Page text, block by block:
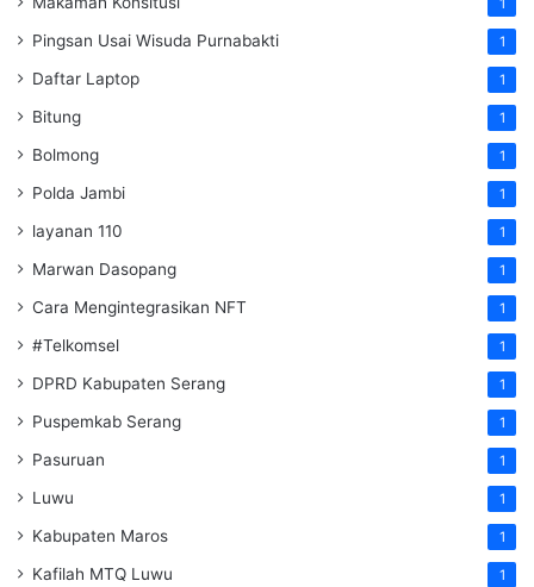
1
Pingsan Usai Wisuda Purnabakti 1
Daftar Laptop 1
Bitung 1
Bolmong 1
Polda Jambi 1
layanan 110 1
Marwan Dasopang 1
Cara Mengintegrasikan NFT 1
#Telkomsel 1
DPRD Kabupaten Serang 1
Puspemkab Serang 1
Pasuruan 1
Luwu 1
Kabupaten Maros 1
Kafilah MTQ Luwu 1